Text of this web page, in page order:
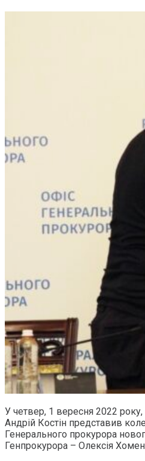
У четвер, 1 вересня 2022
Андрій Костін представив
Генерального прокурора
Генпрокурора – Олексія